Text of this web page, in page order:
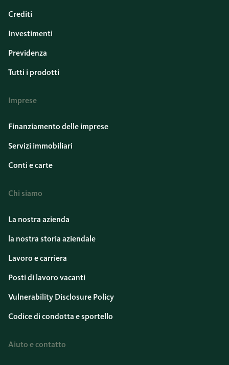
Crediti
Investimenti
Previdenza
Tutti i prodotti
Imprese
Finanziamento delle imprese
Servizi immobiliari
Conti e carte
Chi siamo
La nostra azienda
la nostra storia aziendale
Lavoro e carriera
Posti di lavoro vacanti
Vulnerability Disclosure Policy
Codice di condotta e sportello
Aiuto e contatto